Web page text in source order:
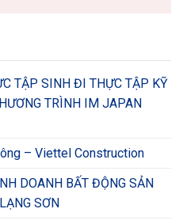
TẬP SINH ĐI THỰC TẬP KỸ
TRÌNH IM JAPAN
– Viettel Construction
DOANH BẤT ĐỘNG SẢN
SƠN